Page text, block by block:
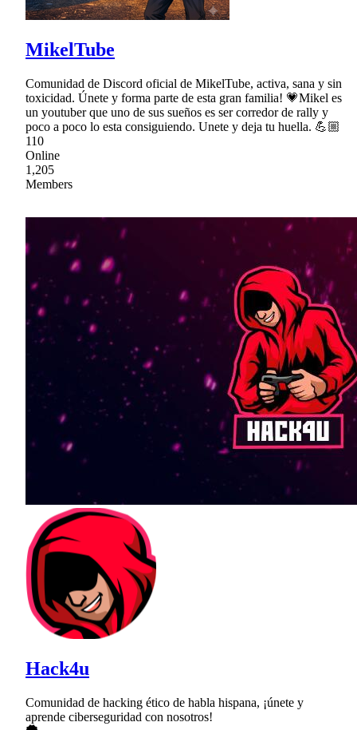
MikelTube
Comunidad de Discord oficial de MikelTube, activa, sana y sin
toxicidad. Únete y forma parte de esta gran familia! 💗Mikel es
un youtuber que uno de sus sueños es ser corredor de rally y
poco a poco lo esta consiguiendo. Unete y deja tu huella. 💪🏼
110
Online
1,205
Members
Hack4u
Comunidad de hacking ético de habla hispana, ¡únete y
aprende ciberseguridad con nosotros!